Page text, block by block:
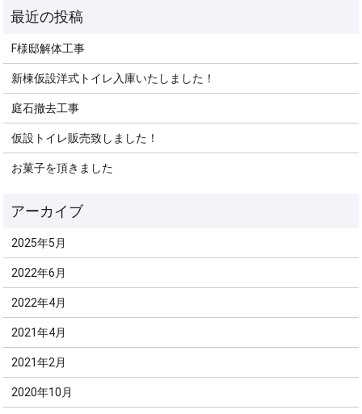
F様邸解体工事
新棟仮設洋式トイレ入庫いたしました！
庭石撤去工事
仮設トイレ販売致しました！
お菓子を頂きました
2025年5月
2022年6月
2022年4月
2021年4月
2021年2月
2020年10月